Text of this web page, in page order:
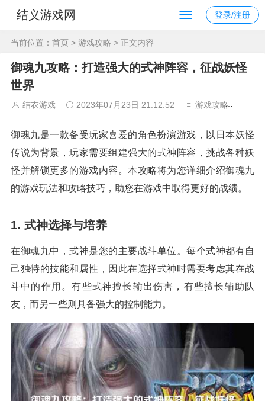
结义游戏网 登录/注册
当前位置： 首页 > 游戏攻略 > 正文内容
御魂九攻略：打造强大的式神阵容，征战妖怪
世界
结衣游戏 2023年07月23日 21:12:52 游戏攻略
御魂九是一款备受玩家喜爱的角色扮演游戏，以日本妖怪
传说为背景，玩家需要组建强大的式神阵容，挑战各种妖
怪并解锁更多的游戏内容。本攻略将为您详细介绍御魂九
的游戏玩法和攻略技巧，助您在游戏中取得更好的战绩。
1. 式神选择与培养
在御魂九中，式神是您的主要战斗单位。每个式神都有自
己独特的技能和属性，因此在选择式神时需要考虑其在战
斗中的作用。有些式神擅长输出伤害，有些擅长辅助队
友，而另一些则具备强大的控制能力。